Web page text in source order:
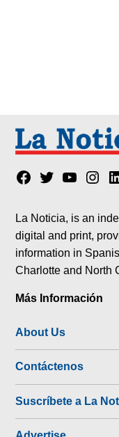
Facebook
TwitterYouTube
La Noticia, is an
digital and print,
information in
Charlotte and North
Más Información
About Us
Contáctenos
Suscríbete a La